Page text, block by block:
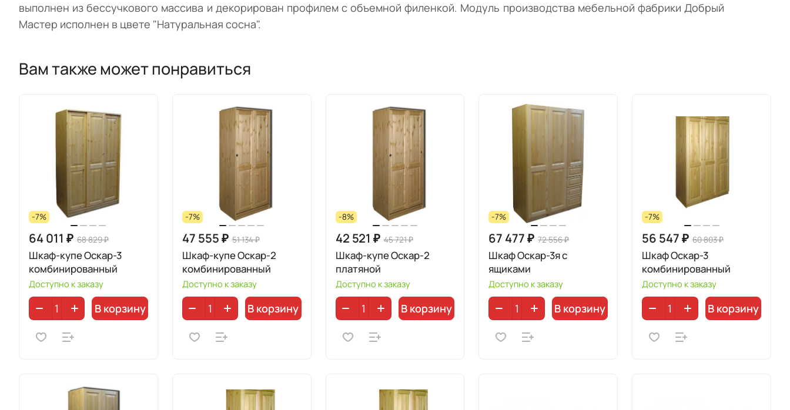
выполнен из бессучкового массива и декорирован профилем с объемной филенкой. Модуль производства мебельной фабрики Добрый
Мастер исполнен в цвете "Натуральная сосна".
Вам также может понравиться
-7%
64 011 ₽ 68 829 ₽
Шкаф-купе Оскар-3
комбинированный
Доступно к заказу
В корзину
-7%
47 555 ₽ 51 134 ₽
Шкаф-купе Оскар-2
комбинированный
Доступно к заказу
В корзину
-8%
42 521 ₽ 45 721 ₽
Шкаф-купе Оскар-2
платяной
Доступно к заказу
В корзину
-7%
67 477 ₽ 72 556 ₽
Шкаф Оскар-3я с
ящиками
Доступно к заказу
В корзину
-7%
56 547 ₽ 60 803 ₽
Шкаф Оскар-3
комбинированный
Доступно к заказу
В корзину